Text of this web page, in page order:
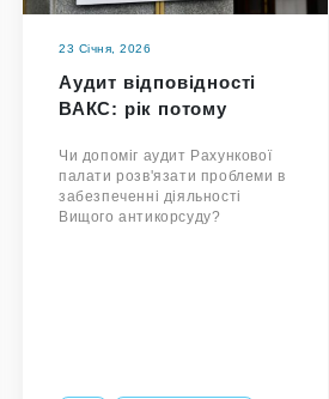
23 Січня, 2026
Аудит відповідності
ВАКС: рік потому
Чи допоміг аудит Рахункової
палати розв'язати проблеми в
забезпеченні діяльності
Вищого антикорсуду?